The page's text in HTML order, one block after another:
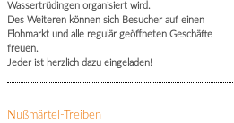
Wassertrüdingen organisiert wird.
Des Weiteren können sich Besucher auf einen
Flohmarkt und alle regulär geöffneten Geschäfte
freuen.
Jeder ist herzlich dazu eingeladen!
Nußmärtel-Treiben